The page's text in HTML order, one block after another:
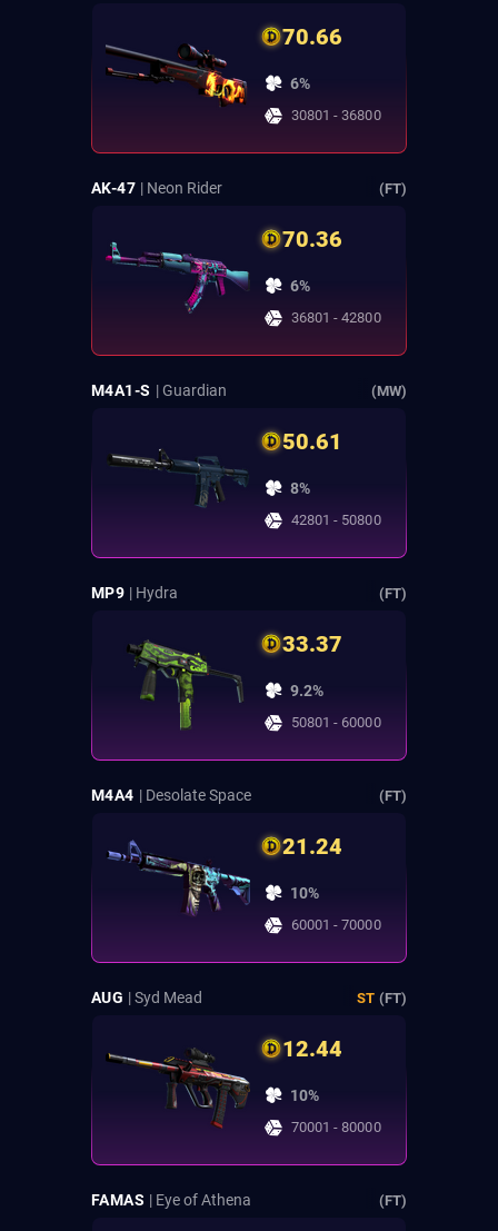
70.66
6%
30801 - 36800
AK-47 | Neon Rider (FT)
70.36
6%
36801 - 42800
M4A1-S | Guardian (MW)
50.61
8%
42801 - 50800
MP9 | Hydra (FT)
33.37
9.2%
50801 - 60000
M4A4 | Desolate Space (FT)
21.24
10%
60001 - 70000
AUG | Syd Mead ST (FT)
12.44
10%
70001 - 80000
FAMAS | Eye of Athena (FT)